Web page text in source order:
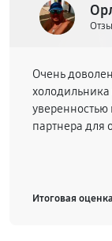
Очень
холодильника
уверенностью
партнера для
Итоговая